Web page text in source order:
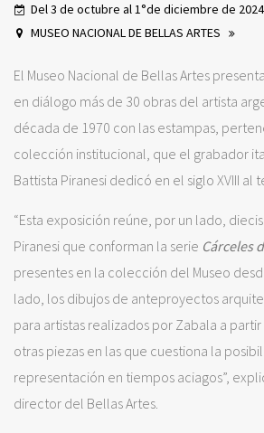
Del 3 de octubre al 1°de diciembre de 2024
MUSEO NACIONAL DE BELLAS ARTES
El Museo Nacional de Bellas Artes
en diálogo más de 30 obras del artista
década de 1970 con las estampas,
colección institucional, que el grabador
Battista Piranesi dedicó en el siglo XVIII al
“Esta exposición reúne, por un lado,
Piranesi que conforman la serie Cárceles
presentes en la colección del Museo
lado, los dibujos de anteproyectos
para artistas realizados por Zabala a
otras piezas en las que cuestiona la
representación en tiempos aciagos”,
director del Bellas Artes.